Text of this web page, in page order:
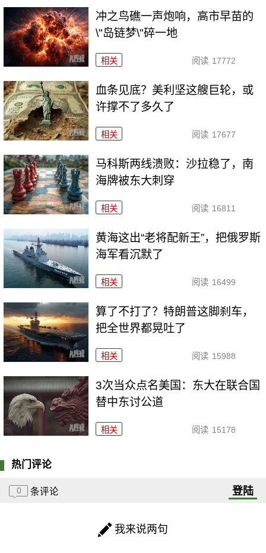
冲之鸟礁一声炮响，高市早苗的
\"岛链梦\"碎一地
相关 阅读 17772
血条见底？美利坚这艘巨轮，或
许撑不了多久了
相关 阅读 17677
马科斯两线溃败：沙拉稳了，南
海牌被东大刺穿
相关 阅读 16811
黄海这出“老将配新王”，把俄罗斯
海军看沉默了
相关 阅读 16499
算了不打了？特朗普这脚刹车，
把全世界都晃吐了
相关 阅读 15988
3次当众点名美国：东大在联合国
替中东讨公道
相关 阅读 15178
热门评论
0 条评论 登陆
我来说两句